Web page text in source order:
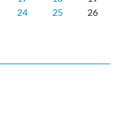
24 25
26